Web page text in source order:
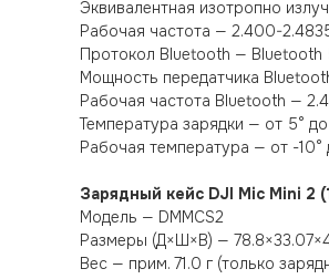
Эквивалентная изотропно
Рабочая частота — 2.400-
Протокол Bluetooth — Bluetooth
Мощность передатчика
Рабочая частота Bluetooth —
Температура зарядки — от 5°
Рабочая температура — от -10°
Зарядный кейс DJI Mic Mini 2
Модель — DMMCS2
Размеры (Д×Ш×В) —
Вес — прим. 71.0 г (только